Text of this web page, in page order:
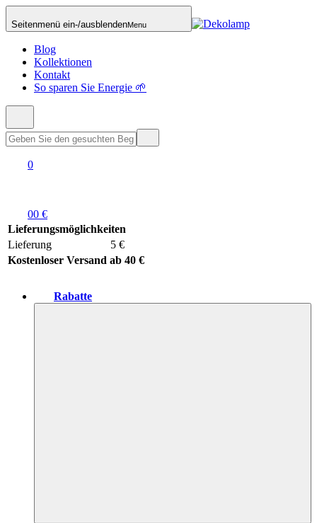
Seitenmenü ein-/ausblendenMenu
Blog
Kollektionen
Kontakt
So sparen Sie Energie 🌱
0
00 €
Lieferungsmöglichkeiten
Lieferung
5 €
Kostenloser Versand ab 40 €
Rabatte